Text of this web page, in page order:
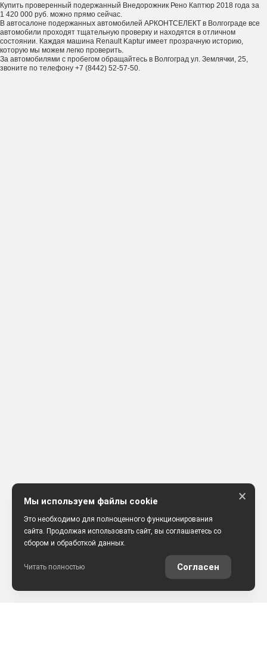
Купить проверенный подержанный Внедорожник Рено Каптюр 2018 года за
1 420 000 руб. можно прямо сейчас.
В автосалоне подержанных автомобилей АРКОНТСЕЛЕКТ в Волгограде все
автомобили проходят тщательную проверку и находятся в отличном
состоянии. Каждая машина Renault Kaptur имеет прозрачную историю,
которую мы можем легко проверить.
За автомобилями с пробегом обращайтесь в Волгоград ул. Землячки, 25,
звоните по телефону +7 (8442) 52-57-50.
Мы используем файлы cookie
Это необходимо для полноценного функционирования
сайта. Продолжая использовать сайт, вы соглашаетесь со
сбором и обработкой данных.
Читать полностью Согласен
×